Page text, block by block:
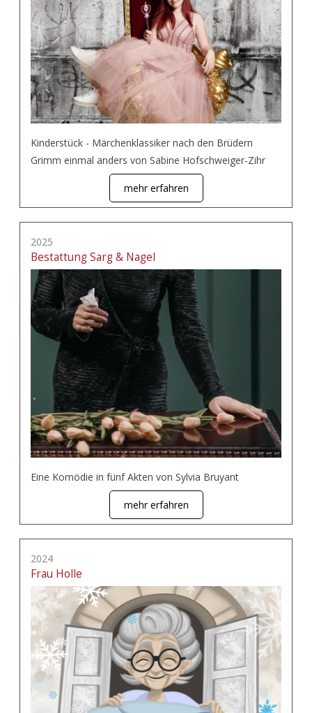
Kinderstück - Märchenklassiker nach den Brüdern
Grimm einmal anders von Sabine Hofschweiger-Zihr
mehr erfahren
2025
Bestattung Sarg & Nagel
Eine Komödie in fünf Akten von Sylvia Bruyant
mehr erfahren
2024
Frau Holle